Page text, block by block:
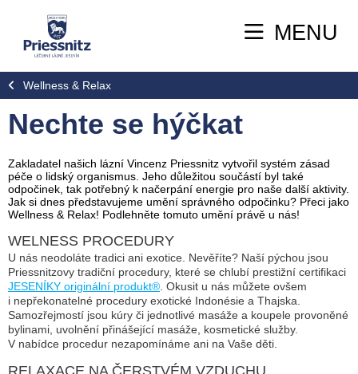
MENU
Wellness & Relax
Nechte se hýčkat
Zakladatel našich lázní Vincenz Priessnitz vytvořil systém zásad
péče o lidský organismus. Jeho důležitou součástí byl také
odpočinek, tak potřebný k načerpání energie pro naše další aktivity.
Jak si dnes představujeme umění správného odpočinku? Přeci jako
Wellness & Relax! Podlehněte tomuto umění právě u nás!
WELNESS PROCEDURY
U nás neodoláte tradici ani exotice. Nevěříte? Naší pýchou jsou
Priessnitzovy tradiční procedury, které se chlubí prestižní certifikaci
JESENÍKY originální produkt® . Okusit u nás můžete ovšem
i nepřekonatelné procedury exotické Indonésie a Thajska.
Samozřejmostí jsou kúry či jednotlivé masáže a koupele provoněné
bylinami, uvolnění přinášející masáže, kosmetické služby.
V nabídce procedur nezapomínáme ani na Vaše děti.
RELAXACE NA ČERSTVÉM VZDUCHU